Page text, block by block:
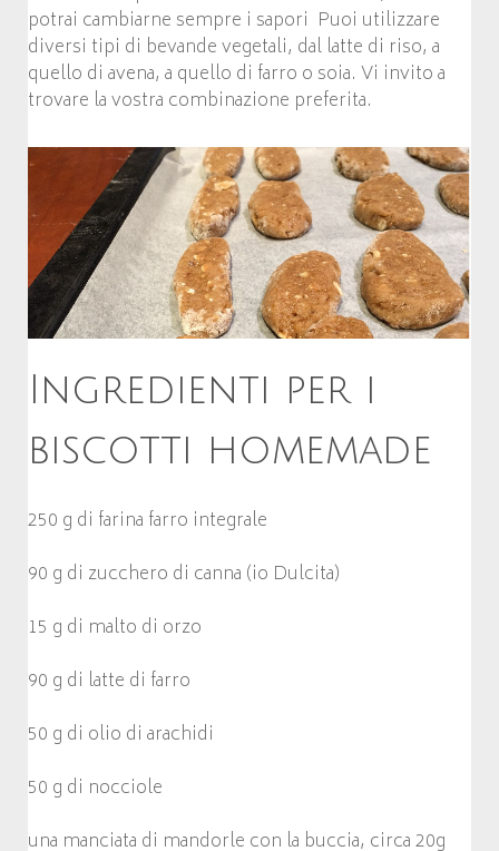
potrai cambiarne sempre i sapori Puoi utilizzare
diversi tipi di bevande vegetali, dal latte di riso, a
quello di avena, a quello di farro o soia. Vi invito a
trovare la vostra combinazione preferita.
Ingredienti per i
biscotti homemade
250 g di farina farro integrale
90 g di zucchero di canna (io Dulcita)
15 g di malto di orzo
90 g di latte di farro
50 g di olio di arachidi
50 g di nocciole
una manciata di mandorle con la buccia, circa 20g